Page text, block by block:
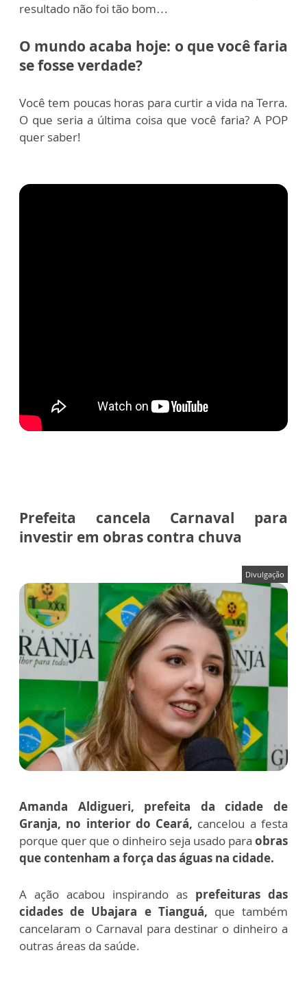
resultado não foi tão bom…
O mundo acaba hoje: o que você faria
se fosse verdade?
Você tem poucas horas para curtir a vida na Terra.
O que seria a última coisa que você faria? A POP
quer saber!
Prefeita cancela Carnaval para
investir em obras contra chuva
Divulgação
Amanda Aldigueri, prefeita da cidade de
Granja, no interior do Ceará, cancelou a festa
porque quer que o dinheiro seja usado para obras
que contenham a força das águas na cidade.
A ação acabou inspirando as prefeituras das
cidades de Ubajara e Tianguá, que também
cancelaram o Carnaval para destinar o dinheiro a
outras áreas da saúde.